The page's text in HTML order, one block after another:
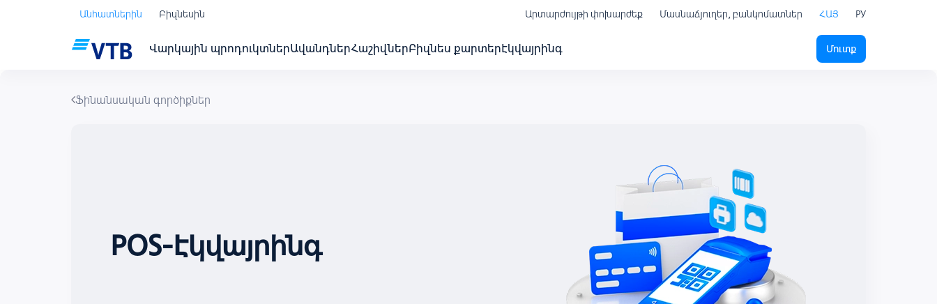
Անհատներին Բիզնեսին Արտարժույթի փոխարժեք Մասնաճյուղեր, բանկոմատներ ՀԱՅ РУ
Վարկային պրոդուկտներԱվանդներՀաշիվներԲիզնես քարտերԷկվայրինգ Մուտք
Ֆինանսական գործիքներ
POS-Էկվայրինգ